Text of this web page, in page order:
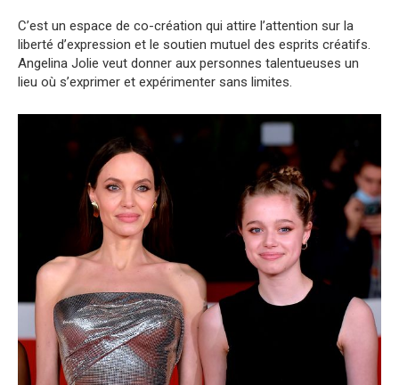
C’est un espace de co-création qui attire l’attention sur la
liberté d’expression et le soutien mutuel des esprits créatifs.
Angelina Jolie veut donner aux personnes talentueuses un
lieu où s’exprimer et expérimenter sans limites.